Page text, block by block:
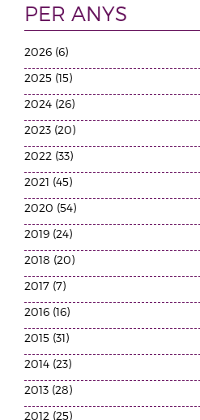
PER ANYS
2026 (6)
2025 (15)
2024 (26)
2023 (20)
2022 (33)
2021 (45)
2020 (54)
2019 (24)
2018 (20)
2017 (7)
2016 (16)
2015 (31)
2014 (23)
2013 (28)
2012 (25)